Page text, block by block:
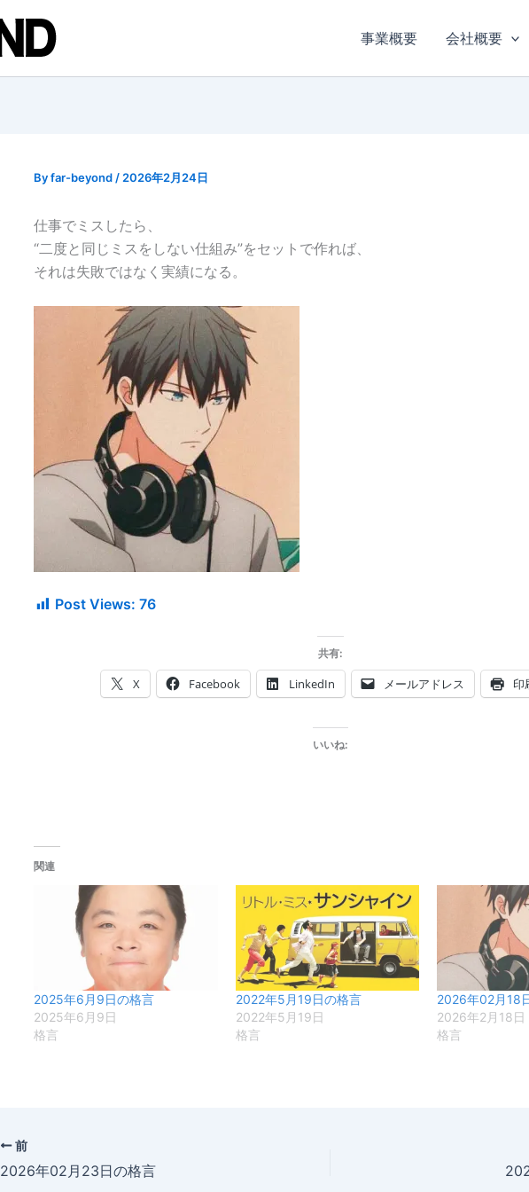
事業概要 会社概要
Byfar-beyond / 2026年2月24日
仕事でミスしたら、
“二度と同じミスをしない仕組み”をセットで作れば、
それは失敗ではなく実績になる。
Post Views: 76
共有:
X Facebook LinkedIn メールアドレス 印
いいね:
関連
2025年6月9日の格言
2025年6月9日
格言
2022年5月19日の格言
2022年5月19日
格言
2026年02月18
2026年2月18日
格言
前
2026年02月23日の格言